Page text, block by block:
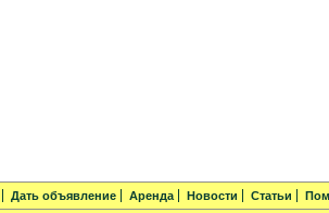
Дать объявление Аренда Новости Статьи